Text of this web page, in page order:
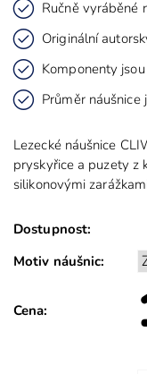
Ručně vyráběné
Originální
Komponenty
Průměr náušnice
Lezecké náušnice
pryskyřice a puzety z
silikonovými
Dostupnost:
Motiv náušnic:
Cena: